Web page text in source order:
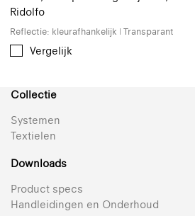
Ridolfo
Reflectie: kleurafhankelijk | Transparant
Vergelijk
Collectie
Systemen
Textielen
Downloads
Product specs
Handleidingen en Onderhoud